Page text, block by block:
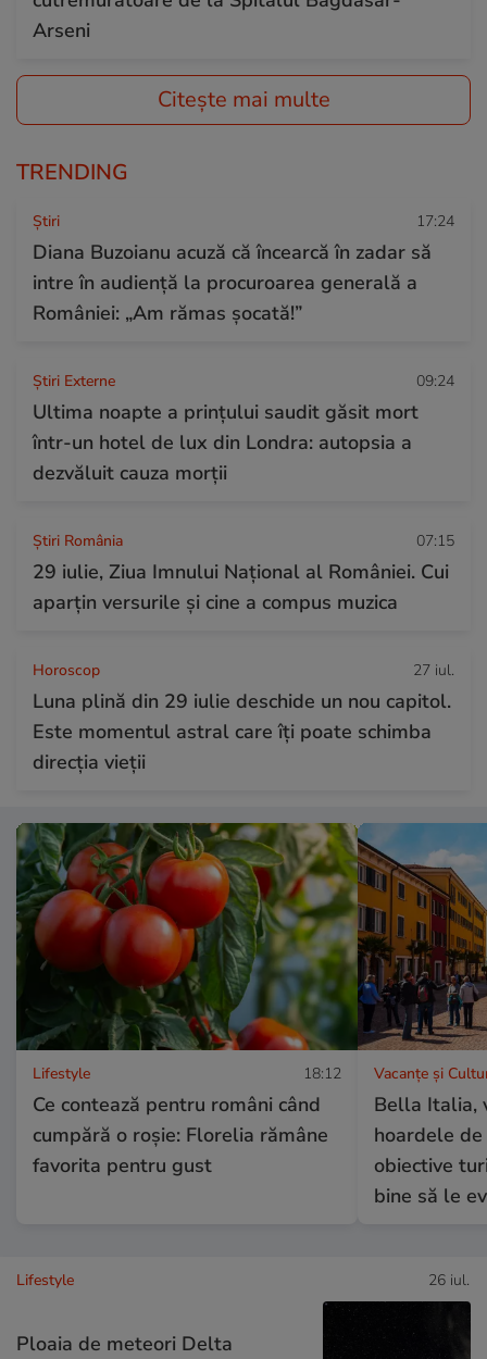
Arseni
Citește mai multe
TRENDING
Ştiri 17:24
Diana Buzoianu acuză că încearcă în zadar să
intre în audiență la procuroarea generală a
României: „Am rămas șocată!”
Știri Externe 09:24
Ultima noapte a prințului saudit găsit mort
într-un hotel de lux din Londra: autopsia a
dezvăluit cauza morții
Știri România 07:15
29 iulie, Ziua Imnului Național al României. Cui
aparțin versurile și cine a compus muzica
Horoscop 27 iul.
Luna plină din 29 iulie deschide un nou capitol.
Este momentul astral care îți poate schimba
direcția vieții
Lifestyle 18:12
Ce contează pentru români când
cumpără o roșie: Florelia rămâne
favorita pentru gust
Vacanțe și
Bella Italia,
hoardele
obiective
bine să le
Lifestyle 26 iul.
Ploaia de meteori Delta